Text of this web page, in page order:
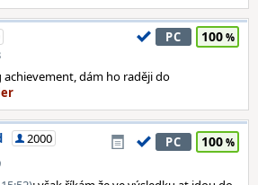
PC 100
achievement, dám ho raději do
2000
PC 100